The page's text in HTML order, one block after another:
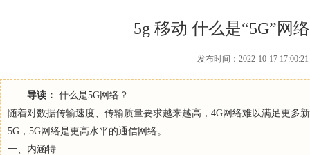
5g 移动 什么是“5G”网
发布时间：2022-10-17
导读： 什么是5G网络？
随着对数据传输速度、传输质量要求越来越高，4G网络难以满足更多
5G，5G网络是更高水平的通信网络。
一、内涵特